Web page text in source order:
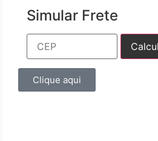
Simular Frete
Clique aqui